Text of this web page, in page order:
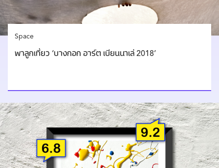
Space
พาลูกเที่ยว ‘บางกอก อาร์ต เบียนนาเล่ 2018’